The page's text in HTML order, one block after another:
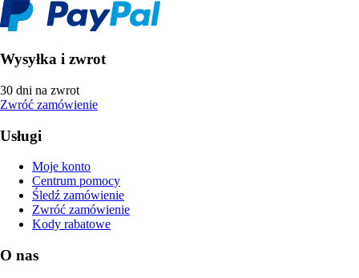
Wysyłka i zwrot
30 dni na zwrot
Zwróć zamówienie
Usługi
Moje konto
Centrum pomocy
Śledź zamówienie
Zwróć zamówienie
Kody rabatowe
O nas